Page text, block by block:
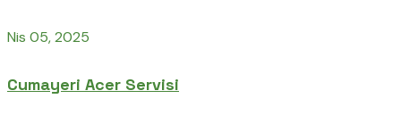
Nis 05, 2025
Cumayeri Acer Servisi